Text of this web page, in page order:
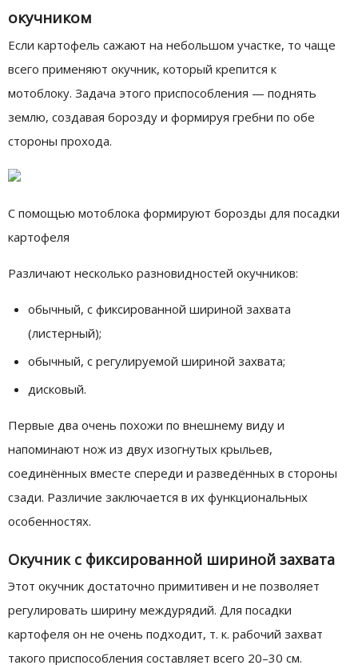
окучником
Если картофель сажают на небольшом участке, то чаще
всего применяют окучник, который крепится к
мотоблоку. Задача этого приспособления — поднять
землю, создавая борозду и формируя гребни по обе
стороны прохода.
С помощью мотоблока формируют борозды для посадки
картофеля
Различают несколько разновидностей окучников:
обычный, с фиксированной шириной захвата
(листерный);
обычный, с регулируемой шириной захвата;
дисковый.
Первые два очень похожи по внешнему виду и
напоминают нож из двух изогнутых крыльев,
соединённых вместе спереди и разведённых в стороны
сзади. Различие заключается в их функциональных
особенностях.
Окучник с фиксированной шириной захвата
Этот окучник достаточно примитивен и не позволяет
регулировать ширину междурядий. Для посадки
картофеля он не очень подходит, т. к. рабочий захват
такого приспособления составляет всего 20–30 см.